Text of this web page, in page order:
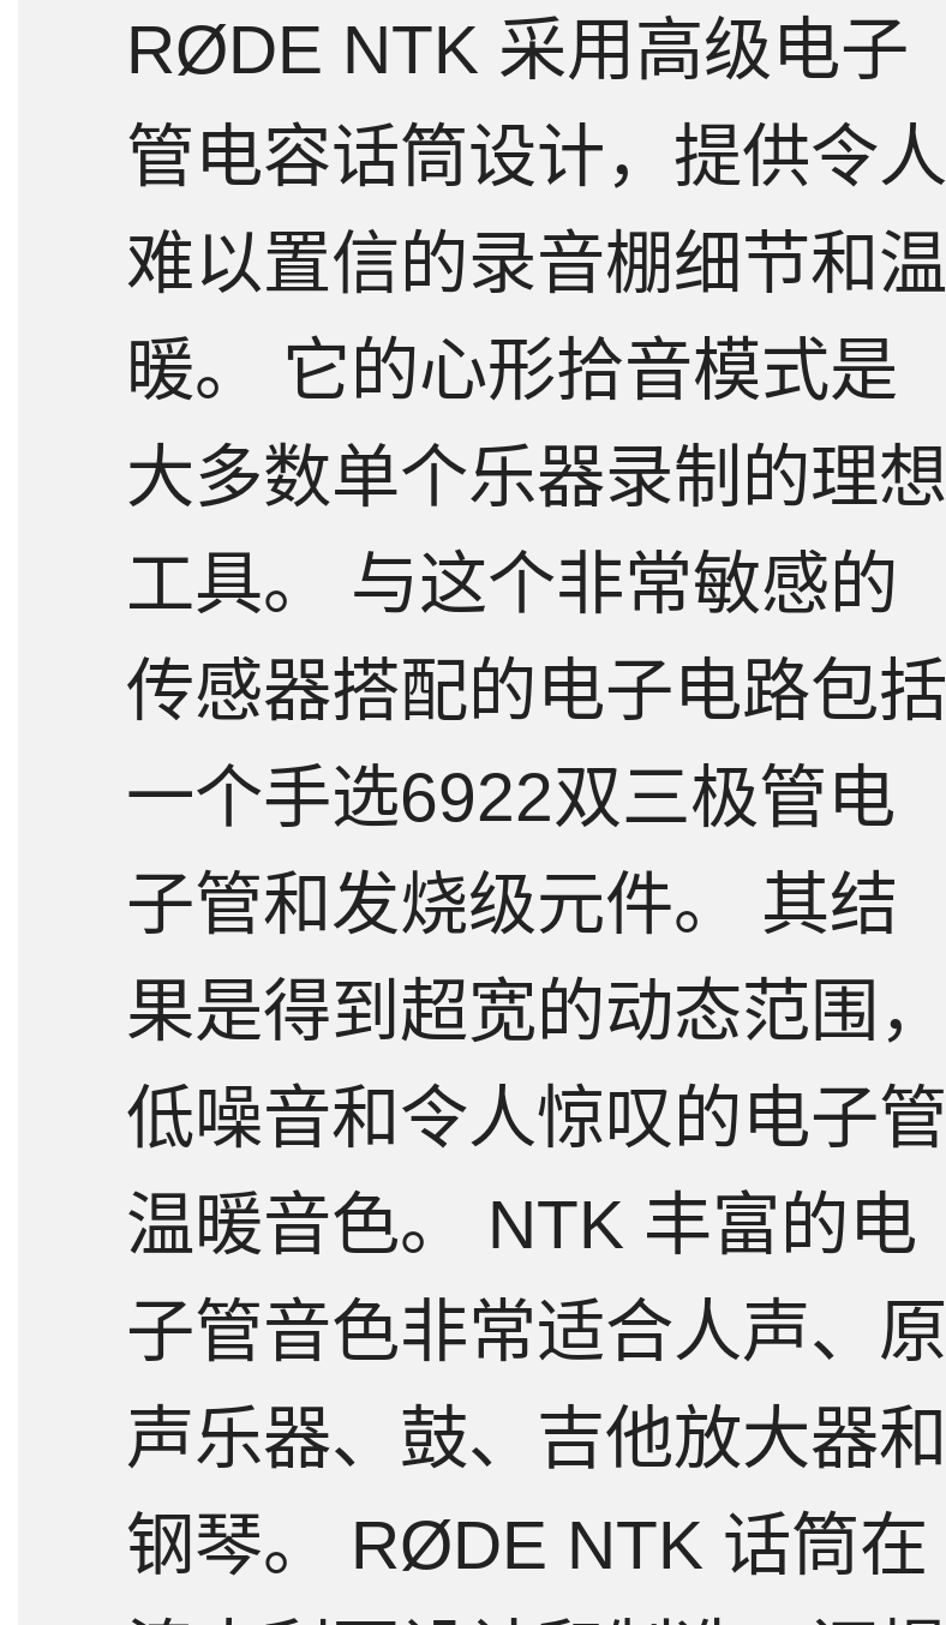
RØDE NTK 采用高级电子
管电容话筒设计，提供令人
难以置信的录音棚细节和温
暖。 它的心形拾音模式是
大多数单个乐器录制的理想
工具。 与这个非常敏感的
传感器搭配的电子电路包括
一个手选6922双三极管电
子管和发烧级元件。 其结
果是得到超宽的动态范围，
低噪音和令人惊叹的电子管
温暖音色。 NTK 丰富的电
子管音色非常适合人声、原
声乐器、鼓、吉他放大器和
钢琴。 RØDE NTK 话筒在